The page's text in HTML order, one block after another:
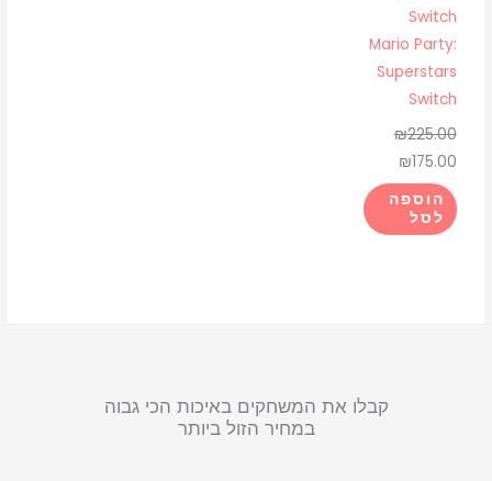
Mario Party:
Superstars
Switch
₪225.00
₪225.00.
₪175.00
הוספה
לסל
קבלו את המשחקים באיכות הכי גבוה
במחיר הזול ביותר